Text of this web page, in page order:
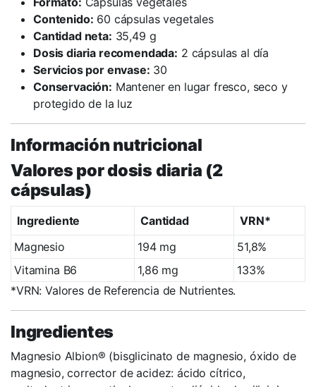
Contenido: 60 cápsulas vegetales
Cantidad neta: 35,49 g
Dosis diaria recomendada: 2 cápsulas al día
Servicios por envase: 30
Conservación: Mantener en lugar fresco, seco y
protegido de la luz
Información nutricional
Valores por dosis diaria (2
cápsulas)
Ingrediente Cantidad
VRN*
Magnesio
194 mg
51,8%
Vitamina B6
1,86 mg
133%
*VRN: Valores de Referencia de Nutrientes.
Ingredientes
Magnesio Albion® (bisglicinato de magnesio, óxido de
magnesio, corrector de acidez: ácido cítrico,